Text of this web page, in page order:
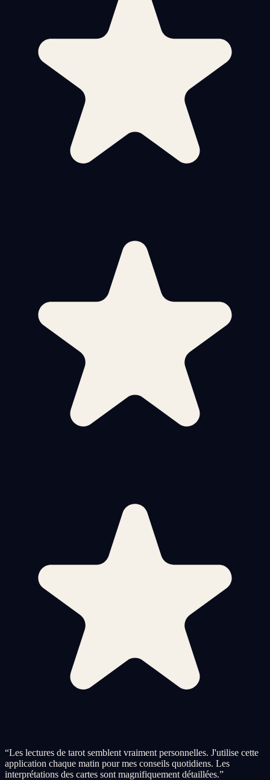
“Les lectures de tarot semblent vraiment personnelles. J'utilise cette
application chaque matin pour mes conseils quotidiens. Les
interprétations des cartes sont magnifiquement détaillées.”